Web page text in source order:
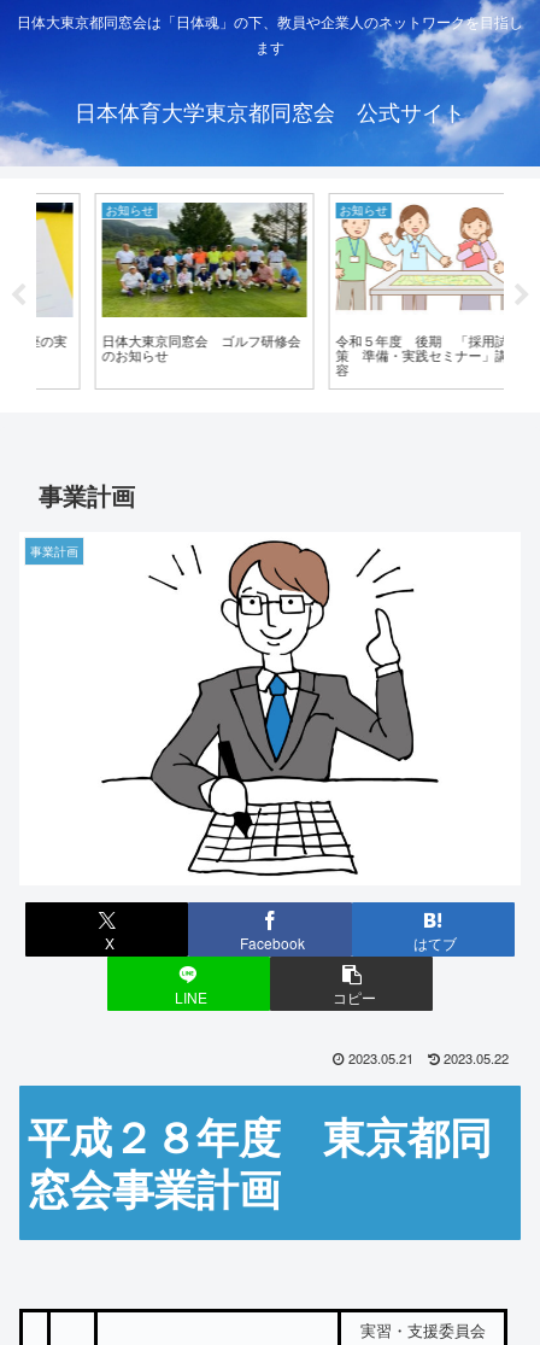
日体大東京都同窓会は「日体魂」の下、教員や企業人のネットワークを目指し
ます
日本体育大学東京都同窓会 公式サイト
お知らせ
日体大東京同窓会 ゴルフ研修会
のお知らせ
お知らせ
令和５年度 後期 「採用試験対
策 準備・実践セミナー」講義内
事業計画
事業計画
X Facebook はてブ
LINE コピー
2023.05.21 2023.05.22
平成２８年度 東京都同
窓会事業計画
実習・支援委員会